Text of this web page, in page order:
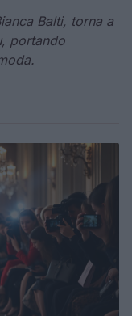
Balti, torna a
portando